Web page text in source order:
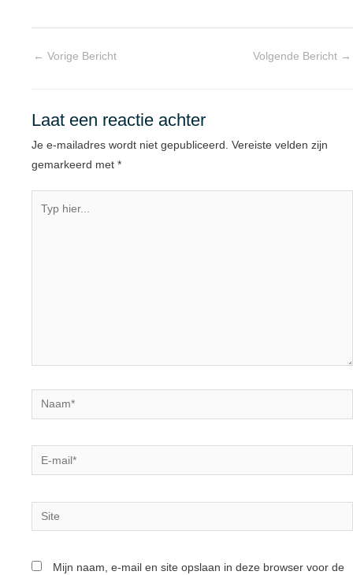
← Vorige Bericht Volgende Bericht →
Laat een reactie achter
Je e-mailadres wordt niet gepubliceerd.
Vereiste velden zijn
gemarkeerd met*
Naam*
E-
mail*
Site
Mijn naam, e-mail en site opslaan in deze browser voor de